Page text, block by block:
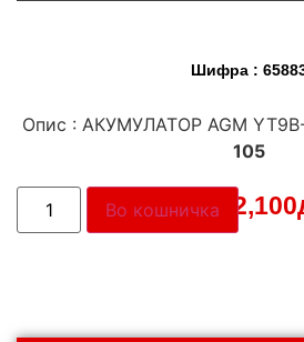
Шифра :
Опис : АКУМУЛАТОР AGM
105
Цена: 2,100
Во кошничка